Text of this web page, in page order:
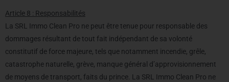
Article 8 : Responsabilités
La SRL Immo Clean Pro ne peut être tenue pour responsable des
dommages résultant de tout fait indépendant de sa volonté
constitutif de force majeure, tels que notamment incendie, grêle,
catastrophe naturelle, grève, manque général d’approvisionnement
de moyens de transport, faits du prince. La SRL Immo Clean Pro ne